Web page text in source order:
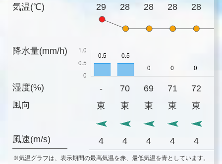
気温(℃)
降水量(mm/h)
湿度(%)
風向
風速(m/s)
29 28 28 28 28
- 70 69 71 72
東
東 東 東 東
4 4 4 4 4
※気温グラフは、表示期間の最高気温を赤、最低気温を青としています。